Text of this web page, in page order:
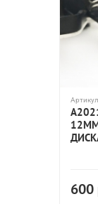
600